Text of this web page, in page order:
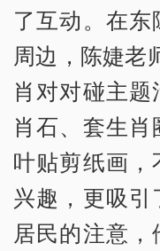
了互动。在
周边，陈婕老
肖对对碰主
肖石、套生
叶贴剪纸画
兴趣，更吸
居民的注意